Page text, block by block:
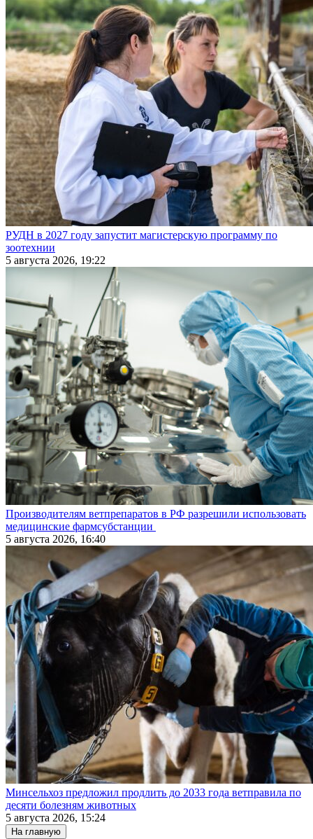
РУДН в 2027 году запустит магистерскую программу по
зоотехнии
5 августа 2026, 19:22
Производителям ветпрепаратов в РФ разрешили использовать
медицинские фармсубстанции
5 августа 2026, 16:40
Минсельхоз предложил продлить до 2033 года ветправила по
десяти болезням животных
5 августа 2026, 15:24
На главную